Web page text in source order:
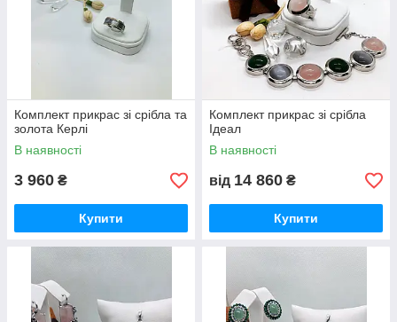
Комплект прикрас зі срібла та
золота Керлі
В наявності
3 960 ₴
Купити
Комплект прикрас зі срібла
Ідеал
В наявності
від 14 860 ₴
Купити